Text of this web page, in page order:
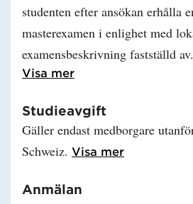
studenten efter ansökan erhålla
masterexamen i enlighet med
examensbeskrivning fastställd av
Visa mer
Studieavgift
Gäller endast medborgare
Schweiz. Visa merLäs mer
Anmälan